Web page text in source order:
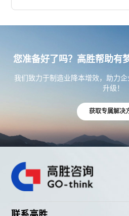
您准备好了吗？高胜帮助有
我们致力于制造业降本增效，助力
升级！
获取专属解决